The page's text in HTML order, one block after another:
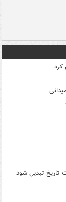
تاریخ تبدیل شود